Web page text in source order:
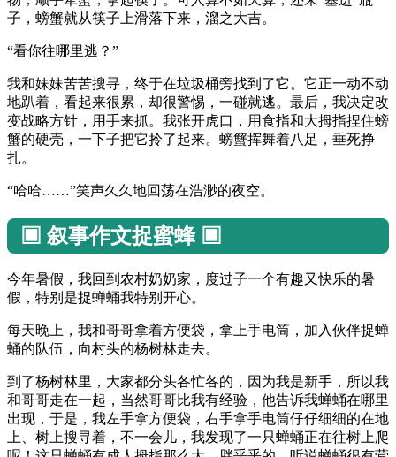
子，螃蟹就从筷子上滑落下来，溜之大吉。
“看你往哪里逃？”
我和妹妹苦苦搜寻，终于在垃圾桶旁找到了它。它正一动不动
地趴着，看起来很累，却很警惕，一碰就逃。最后，我决定改
变战略方针，用手来抓。我张开虎口，用食指和大拇指捏住螃
蟹的硬壳，一下子把它拎了起来。螃蟹挥舞着八足，垂死挣
扎。
“哈哈……”笑声久久地回荡在浩渺的夜空。
▣ 叙事作文捉蜜蜂 ▣
今年暑假，我回到农村奶奶家，度过子一个有趣又快乐的暑
假，特别是捉蝉蛹我特别开心。
每天晚上，我和哥哥拿着方便袋，拿上手电筒，加入伙伴捉蝉
蛹的队伍，向村头的杨树林走去。
到了杨树林里，大家都分头各忙各的，因为我是新手，所以我
和哥哥走在一起，当然哥哥比我有经验，他告诉我蝉蛹在哪里
出现，于是，我左手拿方便袋，右手拿手电筒仔仔细细的在地
上、树上搜寻着，不一会儿，我发现了一只蝉蛹正在往树上爬